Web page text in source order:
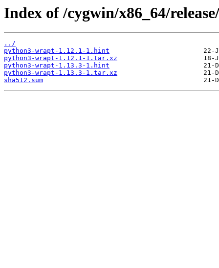
Index of /cygwin/x86_64/
../
python3-wrapt-1.12.1-1.hint
python3-wrapt-1.12.1-1.tar.xz
python3-wrapt-1.13.3-1.hint
python3-wrapt-1.13.3-1.tar.xz
sha512.sum